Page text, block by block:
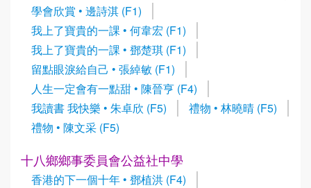
學會欣賞 • 邊詩淇 (F1)
我上了寶貴的一課 • 何韋宏 (F1)
我上了寶貴的一課 • 鄧楚琪 (F1)
留點眼淚給自己 • 張綽敏 (F1)
人生一定會有一點甜 • 陳晉亨 (F4)
我讀書 我快樂 • 朱卓欣 (F5)
禮物 • 林曉晴 (F5)
禮物 • 陳文采 (F5)
十八鄉鄉事委員會公益社中學
香港的下一個十年 • 鄧植洪 (F4)